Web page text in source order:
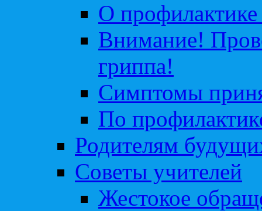
О профилактике
Внимание!
гриппа!
Симптомы
По
Родителям
Советы учителей
Жестокое